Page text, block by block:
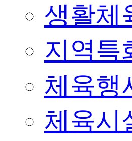
생활체
지역특
체육행
체육시